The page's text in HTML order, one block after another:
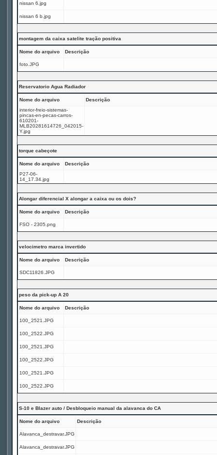
nissan 6.jpg
nissan 6 b.jpg
montagem da caixa satelite tração positiva
Nome do arquivo Descrição
foto.JPG
Reservatorio Agua Radiador
Nome do arquivo
Descrição
interior-freio-sistemas-
pincas-en-pecas-carros-
610201-
MLB20281614726_042015-
Y.jpg
torque cabeçote
Nome do arquivo
Descrição
P27-06-
14_17.34.jpg
Alongar diferencial X alongar a caixa ou os dois?
Nome do arquivo Descrição
FSO - 2305.png
velocimetro marca invertido
Nome do arquivo Descrição
SDC11826.JPG
peso da pick-up A 20
Nome do arquivo Descrição
100_2521.JPG
100_2522.JPG
100_2521.JPG
100_2522.JPG
100_2521.JPG
100_2522.JPG
S-10 e Blazer auto / Desbloqueio manual da alavanca do CA
Nome do arquivo Descrição
Alavanca_destravar.JPG
Alavanca_destravar.JPG